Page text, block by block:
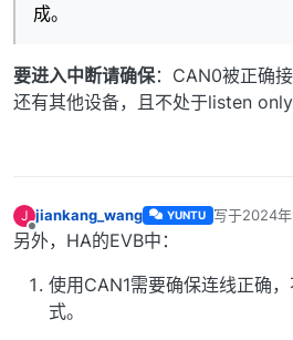
成。
要进入中断请确保：CAN0被正确
还有其他设备，且不处于listen only
J
离线
jiankang_wang YUNTU 写于2024
最后由 编辑
另外，HA的EVB中：
使用CAN1需要确保连线正确
式。